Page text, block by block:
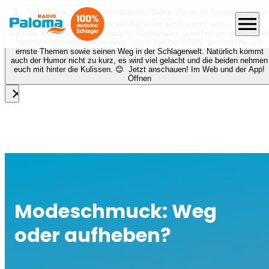
🎙️✨ Neue Folge „Keiner ist schlagerfrei“!
Diese Woche ist Norman Langen
bei Nora zu Gast beim Podcast „Keiner ist schlagerfrei“ und es erwartet
euch ein richtig schönes Gespräch! Gemeinsam sprechen die beiden über
Normans musikalische Anfänge, seine Zeit bei DSDS, persönliche und
ernste Themen sowie seinen Weg in der Schlagerwelt. Natürlich kommt
auch der Humor nicht zu kurz, es wird viel gelacht und die beiden nehmen
euch mit hinter die Kulissen. 😊 Jetzt anschauen! Im Web und der App!
Öffnen
close
menu
Modeschmuck: Weg
oder aufheben?